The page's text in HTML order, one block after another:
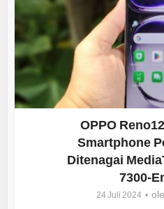
OPPO
Smartphone
Ditenagai
7300-
24 Juli 2024